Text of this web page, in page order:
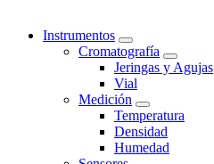
Instrumentos
Cromatografía
Jeringas y Agujas
Vial
Medición
Temperatura
Densidad
Humedad